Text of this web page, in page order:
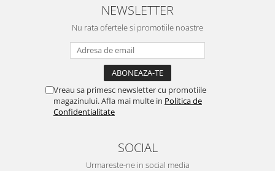
NEWSLETTER
Nu rata ofertele si promotiile noastre
Vreau sa primesc newsletter cu promotiile
magazinului. Afla mai multe in Politica de
Confidentialitate
SOCIAL
Urmareste-ne in social media